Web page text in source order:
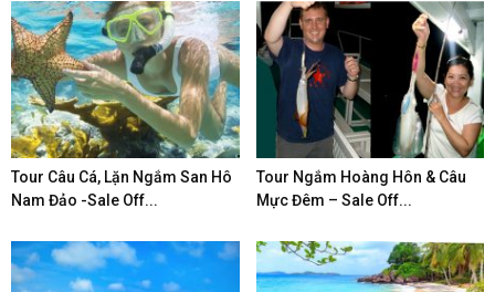
Tour Câu Cá, Lặn Ngắm San Hô
Nam Đảo -Sale Off...
Tour Ngắm Hoàng Hôn & Câu
Mực Đêm – Sale Off...